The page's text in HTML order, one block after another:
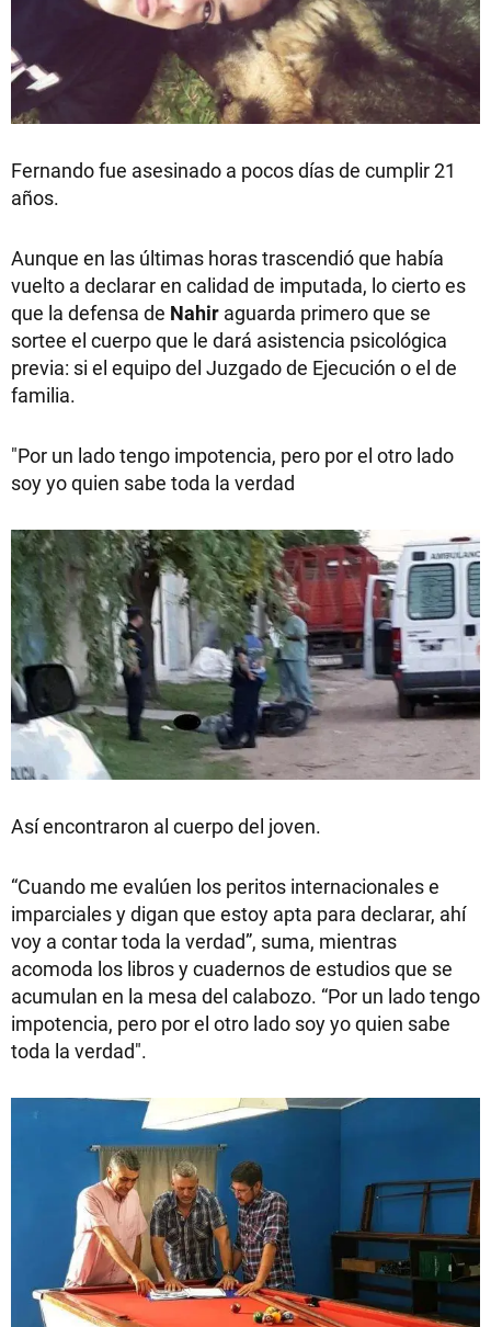
Fernando fue asesinado a pocos días de cumplir 21
años.
Aunque en las últimas horas trascendió que había
vuelto a declarar en calidad de imputada, lo cierto es
que la defensa de Nahir aguarda primero que se
sortee el cuerpo que le dará asistencia psicológica
previa: si el equipo del Juzgado de Ejecución o el de
familia.
"Por un lado tengo impotencia, pero por el otro lado
soy yo quien sabe toda la verdad
Así encontraron al cuerpo del joven.
“Cuando me evalúen los peritos internacionales e
imparciales y digan que estoy apta para declarar, ahí
voy a contar toda la verdad”, suma, mientras
acomoda los libros y cuadernos de estudios que se
acumulan en la mesa del calabozo. “Por un lado tengo
impotencia, pero por el otro lado soy yo quien sabe
toda la verdad".